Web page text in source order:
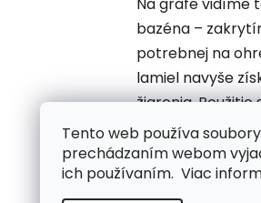
Tento web používa
prechádzaním webom
ich používaním. Viac
bazéna –
potrebnej na
lamiel navyše
žiarenia.
nahrádza
na ohrev